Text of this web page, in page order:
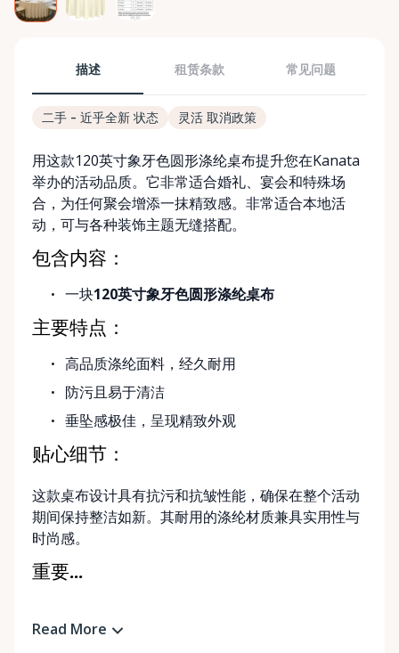
描述 租赁条款 常见问题
二手 - 近乎全新 状态 灵活 取消政策
用这款120英寸象牙色圆形涤纶桌布提升您在Kanata
举办的活动品质。它非常适合婚礼、宴会和特殊场
合，为任何聚会增添一抹精致感。非常适合本地活
动，可与各种装饰主题无缝搭配。
包含内容：
一块120英寸象牙色圆形涤纶桌布
主要特点：
高品质涤纶面料，经久耐用
防污且易于清洁
垂坠感极佳，呈现精致外观
贴心细节：
这款桌布设计具有抗污和抗皱性能，确保在整个活动
期间保持整洁如新。其耐用的涤纶材质兼具实用性与
时尚感。
重要...
Read More